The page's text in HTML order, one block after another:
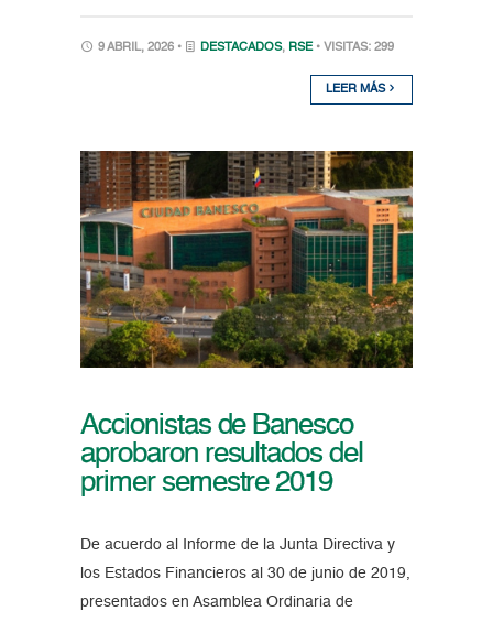
9 ABRIL, 2026 • DESTACADOS, RSE • VISITAS: 299
LEER MÁS
Accionistas de Banesco
aprobaron resultados del
primer semestre 2019
De acuerdo al Informe de la Junta Directiva y
los Estados Financieros al 30 de junio de 2019,
presentados en Asamblea Ordinaria de